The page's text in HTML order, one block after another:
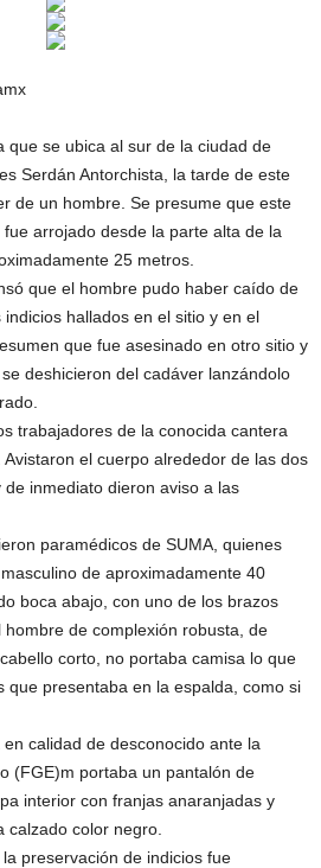
que se ubica al sur de la ciudad de
Serdán Antorchista, la tarde de este
de un hombre. Se presume que este
arrojado desde la parte alta de la
25 metros.
que el hombre pudo haber caído de
hallados en el sitio y en el
que fue asesinado en otro sitio y
deshicieron del cadáver lanzándolo
trabajadores de la conocida cantera
el cuerpo alrededor de las dos
inmediato dieron aviso a las
paramédicos de SUMA, quienes
de aproximadamente 40
boca abajo, con uno de los brazos
de complexión robusta, de
corto, no portaba camisa lo que
que presentaba en la espalda, como si
calidad de desconocido ante la
(FGE)m portaba un pantalón de
interior con franjas anaranjadas y
calzado color negro.
preservación de indicios fue